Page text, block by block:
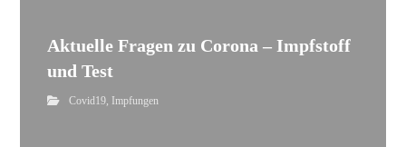
Aktuelle Fragen zu Corona – Impfstoff
und Test
Covid19, Impfungen